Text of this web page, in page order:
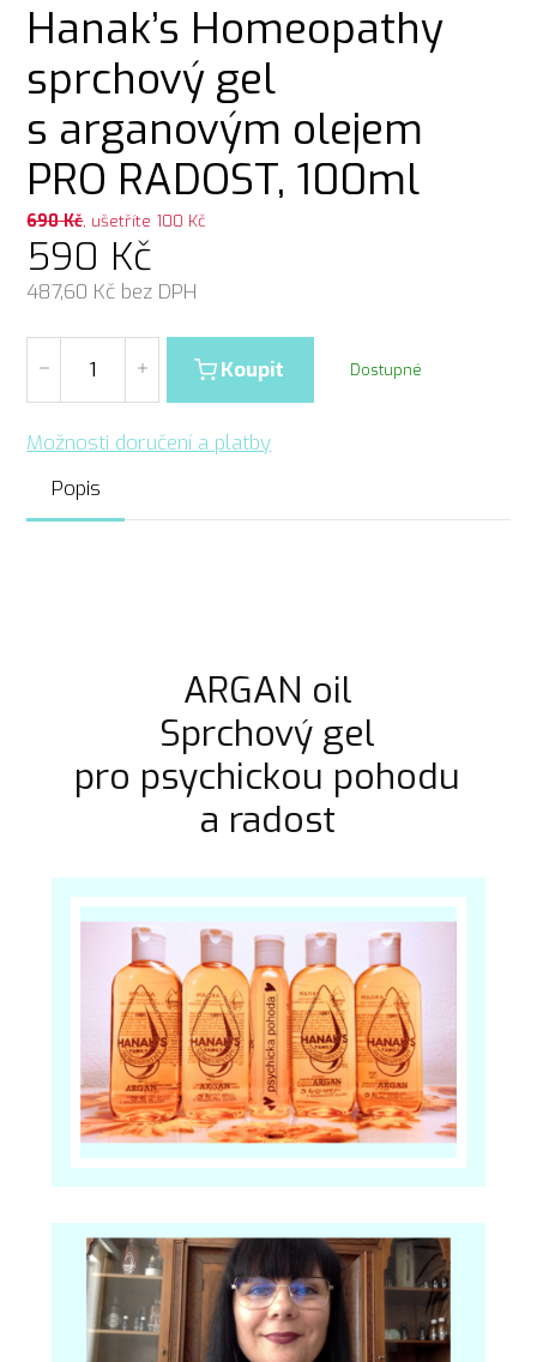
Hanak’s Homeopathy
sprchový gel
s arganovým olejem
PRO RADOST, 100ml
690Kč, ušetříte 100 Kč
590 Kč
487,60 Kč bez DPH
Koupit Dostupné
Možnosti doručení a platby
Popis
ARGAN oil
Sprchový gel
pro psychickou pohodu
a radost